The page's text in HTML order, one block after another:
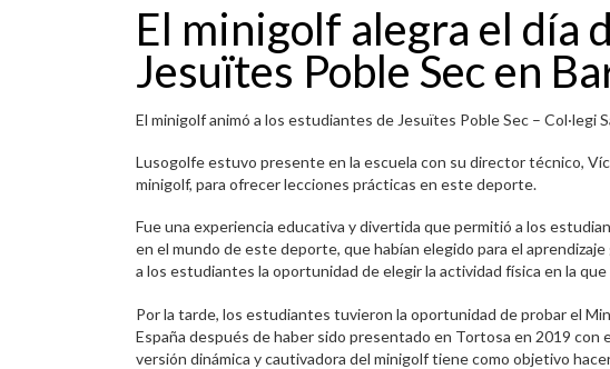
El minigolf alegra el día
Jesuïtes Poble Sec en
El minigolf animó a los estudiantes de Jesuïtes Poble Sec –
Lusogolfe estuvo presente en la escuela con su director técnico,
minigolf, para ofrecer lecciones prácticas en este deporte.
Fue una experiencia educativa y divertida que permitió a los
en el mundo de este deporte, que habían elegido para el
a los estudiantes la oportunidad de elegir la actividad física en la
Por la tarde, los estudiantes tuvieron la oportunidad de probar el
España después de haber sido presentado en Tortosa en 2019
versión dinámica y cautivadora del minigolf tiene como objetivo